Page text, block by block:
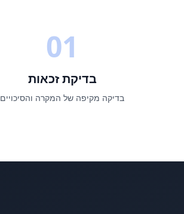
01
בדיקת זכאות
בדיקה מקיפה של המקרה והסיכויים